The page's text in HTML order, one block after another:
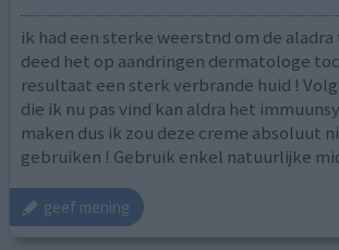
ik had een sterke weerstnd om de
deed het op aandringen dermatologe
resultaat een sterk verbrande huid !
die ik nu pas vind kan aldra het
maken dus ik zou deze creme absoluut
gebruiken ! Gebruik enkel natuurlijke
geef mening